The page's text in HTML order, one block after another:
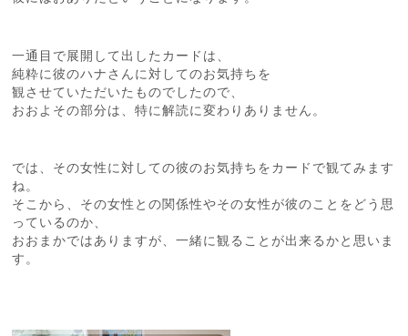
一通目で展開して出したカードは、
純粋に彼のハナさんに対してのお気持ちを
観させていただいたものでしたので、
おおよその部分は、特に解読に変わりありません。
では、その女性に対しての彼のお気持ちをカードで観てみます
ね。
そこから、その女性との関係性やその女性が彼のことをどう思
っているのか、
おおまかではありますが、一緒に観ることが出来るかと思いま
す。